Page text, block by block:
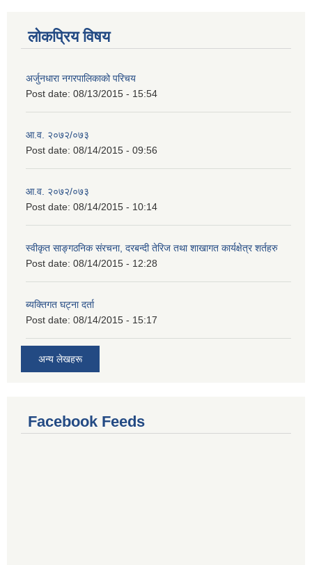
लोकप्रिय विषय
अर्जुनधारा नगरपालिकाको परिचय
Post date: 08/13/2015 - 15:54
आ.व. २०७२/०७३
Post date: 08/14/2015 - 09:56
आ.व. २०७२/०७३
Post date: 08/14/2015 - 10:14
स्वीकृत साङ्गठनिक संरचना, दरबन्दी तेरिज तथा शाखागत कार्यक्षेत्र शर्तहरु
Post date: 08/14/2015 - 12:28
ब्यक्तिगत घट्ना दर्ता
Post date: 08/14/2015 - 15:17
अन्य लेखहरू
Facebook Feeds